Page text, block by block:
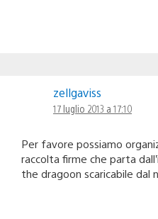
zellgaviss
17 luglio 2013 a 17:10
Per favore possiamo
raccolta firme che parta
the dragoon scaricabile dal